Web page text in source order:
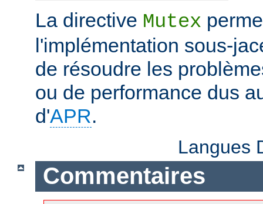
La directive Mutex
l'implémentation sous-
de résoudre les
ou de performance dus
d'APR.
Langues
Commentaires